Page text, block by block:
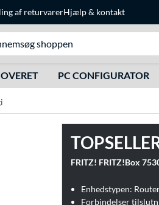
af returvarerHjælp& kontakt
PC CONFIGURATOR
FRITZ! FRITZ!Box
Enhedstypen: